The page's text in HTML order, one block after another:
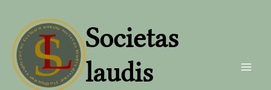
contenu
Societas
laudis